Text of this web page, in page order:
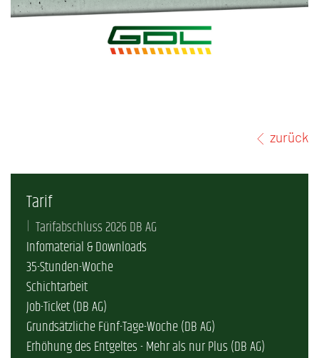
zurück
Tarif
Tarifabschluss 2026 DB AG
Infomaterial & Downloads
35-Stunden-Woche
Schichtarbeit
Job-Ticket (DB AG)
Grundsätzliche Fünf-Tage-Woche (DB AG)
Erhöhung des Entgeltes - Mehr als nur Plus (DB AG)